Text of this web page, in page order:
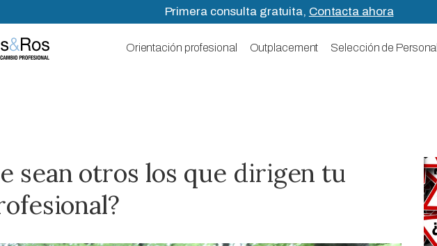
Primera consulta gratuita, Contacta ahora
Orientación profesional Outplacement Selección de Personal
sean otros los que dirigen tu